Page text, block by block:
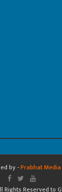
by -Prabhat
Rights Reserved to